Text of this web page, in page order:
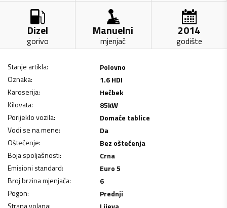
Dizel
gorivo
Manuelni
mjenjač
2014
godište
Stanje artikla:
Polovno
Oznaka:
1.6 HDI
Karoserija:
Hečbek
Kilovata: 85kW
Porijeklo vozila:
Domaće tablice
Vodi se na mene:
Da
Oštećenje:
Bez oštećenja
Boja spoljašnosti:
Crna
Emisioni standard:
Euro 5
Broj brzina mjenjača:
6
Pogon:
Prednji
Strana volana: